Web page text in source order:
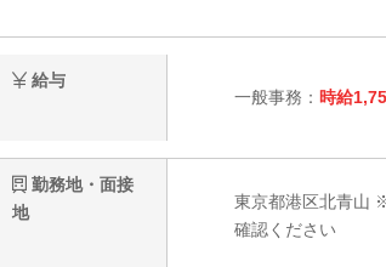
給与
一般事務： 時給
勤務地・面接
地
東京都港区北青山
確認ください